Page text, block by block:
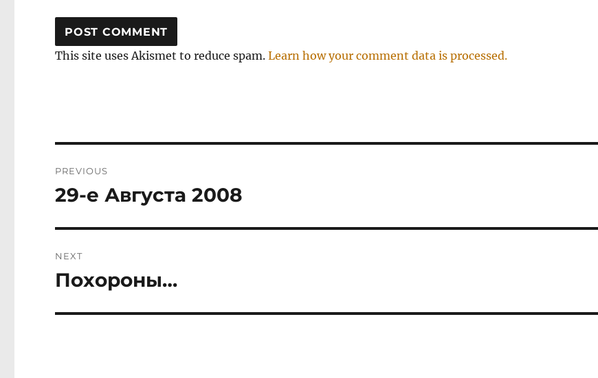
This site uses Akismet to reduce spam.Learn how your comment data is processed.
navigation
PREVIOUS
Previous
29-е Августа 2008
NEXT
Next
Похороны…